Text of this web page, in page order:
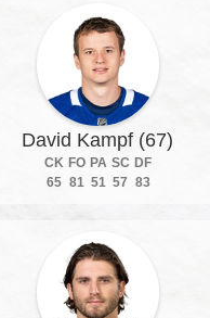
David Kampf (67)
CK FO PA SC DF
65 81 51 57 83